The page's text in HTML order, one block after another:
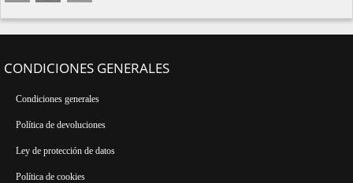
CONDICIONES GENERALES
Condiciones generales
Política de devoluciones
Ley de protección de datos
Política de cookies